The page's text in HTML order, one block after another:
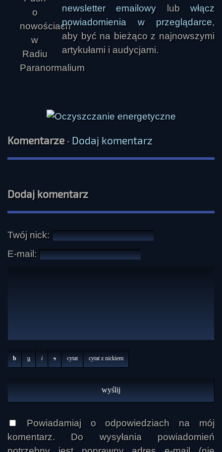
newsletter emailowy lubwłącz
powiadomienia w przeglądarce,
aby być na bieżąco z najnowszymi
artykułami i audycjami.
Komentarze· Dodaj komentarz
Dodaj komentarz
Twój nick:
E-mail:
b u i s cytat cytat z nickiem
Powiadamiaj o odpowiedziach na mój
komentarz. Do wysyłania powiadomień